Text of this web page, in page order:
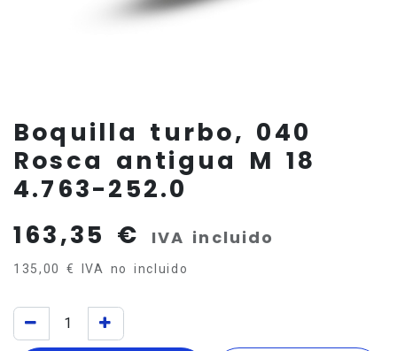
Boquilla turbo, 040
Rosca antigua M 18
4.763-252.0
163,35 € IVA incluido
135,00 € IVA no incluido